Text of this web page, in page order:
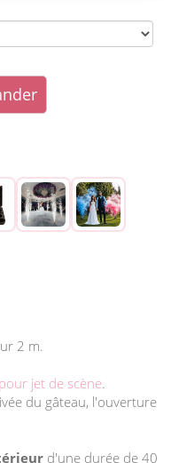
2 m.
jet de scène.
du gâteau, l'ouverture
d'une durée de 40